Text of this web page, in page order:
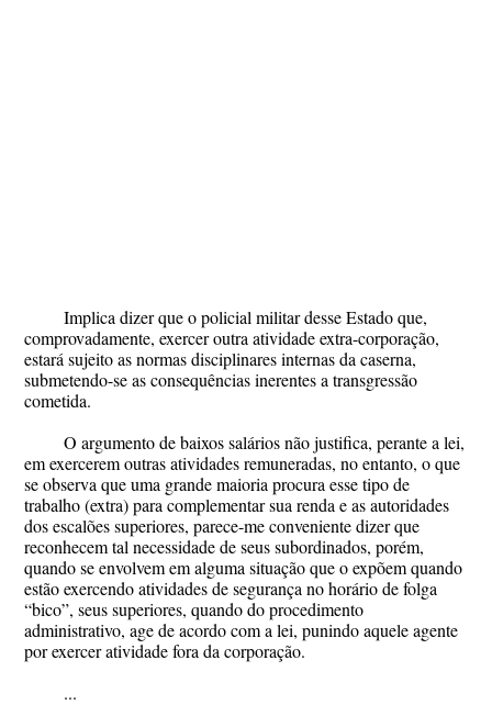
Implica dizer que o policial militar desse Estado que,
comprovadamente, exercer outra atividade extra-corporação,
estará sujeito as normas disciplinares internas da caserna,
submetendo-se as consequências inerentes a transgressão
cometida.
O argumento de baixos salários não justifica, perante a lei,
em exercerem outras atividades remuneradas, no entanto, o que
se observa que uma grande maioria procura esse tipo de
trabalho (extra) para complementar sua renda e as autoridades
dos escalões superiores, parece-me conveniente dizer que
reconhecem tal necessidade de seus subordinados, porém,
quando se envolvem em alguma situação que o expõem quando
estão exercendo atividades de segurança no horário de folga
“bico”, seus superiores, quando do procedimento
administrativo, age de acordo com a lei, punindo aquele agente
por exercer atividade fora da corporação.
...